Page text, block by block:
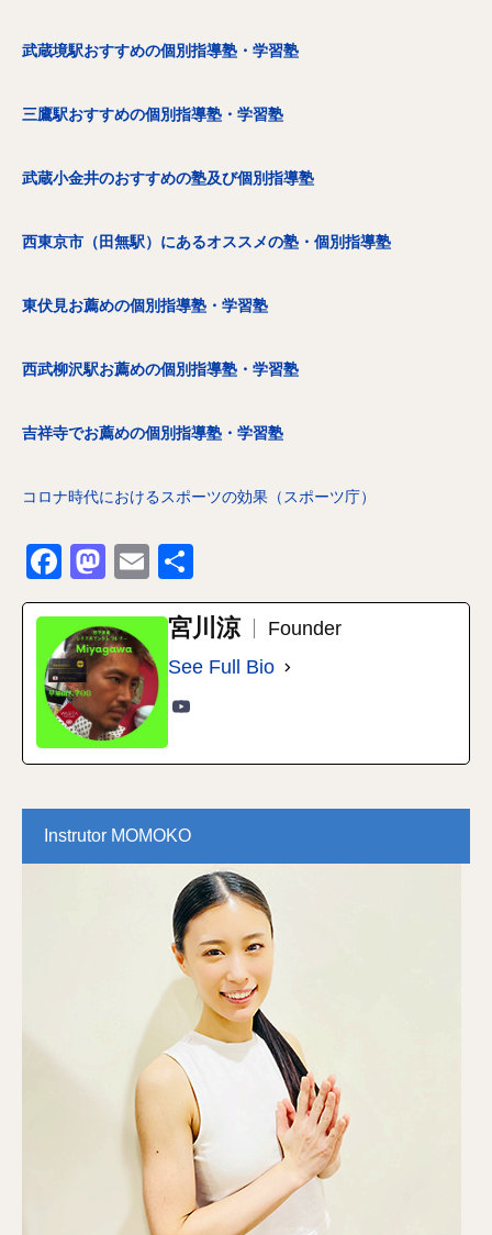
武蔵境駅おすすめの個別指導塾・学習塾
三鷹駅おすすめの個別指導塾・学習塾
武蔵小金井のおすすめの塾及び個別指導塾
西東京市（田無駅）にあるオススメの塾・個別指導塾
東伏見お薦めの個別指導塾・学習塾
西武柳沢駅お薦めの個別指導塾・学習塾
吉祥寺でお薦めの個別指導塾・学習塾
コロナ時代におけるスポーツの効果（スポーツ庁）
Facebook
Mastodon
Email
有
宮川涼
Founder
See Full Bio
Instrutor MOMOKO